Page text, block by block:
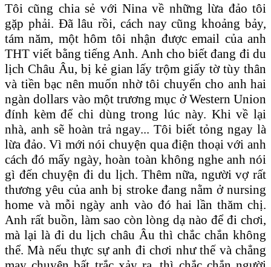
Tôi cũng chia sẻ với Nina về những lừa đảo tôi
gặp phải. Đã lâu rồi, cách nay cũng khoảng bảy,
tám năm, một hôm tôi nhận được email của anh
THT viết bằng tiếng Anh. Anh cho biết đang đi du
lịch Châu Âu, bị kẻ gian lấy trộm giấy tờ tùy thân
và tiền bạc nên muốn nhờ tôi chuyển cho anh hai
ngàn dollars vào một trương mục ở Western Union
đính kèm để chi dùng trong lúc này. Khi về lại
nhà, anh sẽ hoàn trả ngay... Tôi biết tỏng ngay là
lừa đảo. Vì mới nói chuyện qua điện thoại với anh
cách đó mấy ngày, hoàn toàn không nghe anh nói
gì đến chuyện đi du lịch. Thêm nữa, người vợ rất
thương yêu của anh bị stroke đang nằm ở nursing
home và mỗi ngày anh vào đó hai lần thăm chị.
Anh rất buồn, làm sao còn lòng dạ nào để đi chơi,
mà lại là đi du lịch châu Âu thì chắc chắn không
thể. Mà nếu thực sự anh đi chơi như thế và chẳng